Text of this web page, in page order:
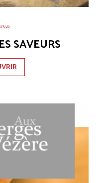
SAVEURS